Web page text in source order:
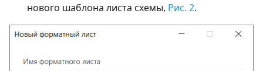
нового шаблона листа схемы, Рис. 2.